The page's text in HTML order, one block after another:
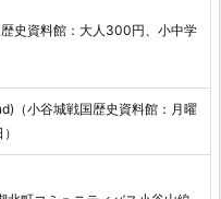
史資料館：大人300円、小中学
（小谷城戦国歴史資料館：月曜